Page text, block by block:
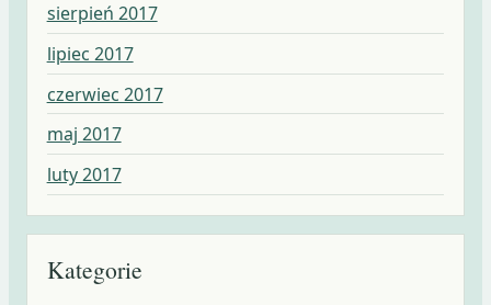
sierpień 2017
lipiec 2017
czerwiec 2017
maj 2017
luty 2017
Kategorie